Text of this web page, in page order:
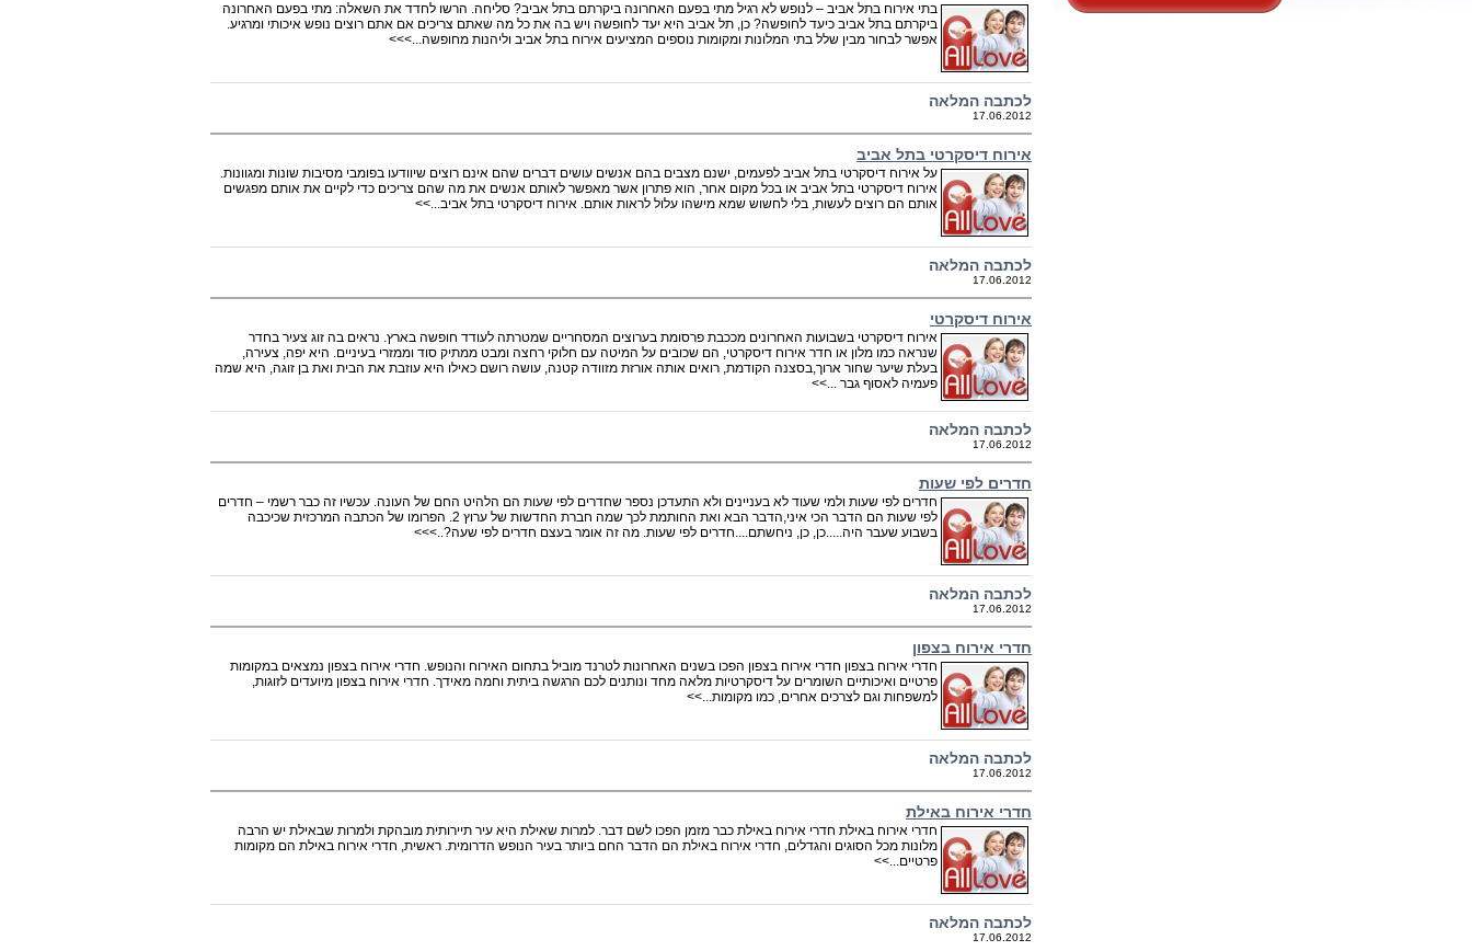
בתי אירוח בתל אביב – לנופש לא רגיל מתי בפעם האחרונה ביקרתם בתל אביב? סליחה. הרשו לחדד את השאלה: מתי בפעם האחרונה
ביקרתם בתל אביב כיעד לחופשה? כן, תל אביב היא יעד לחופשה ויש בה את כל מה שאתם צריכים אם אתם רוצים נופש איכותי ומרגיע.
אפשר לבחור מבין שלל בתי המלונות ומקומות נוספים המציעים אירוח בתל אביב וליהנות מחופשה...>>>
לכתבה המלאה
17.06.2012
אירוח דיסקרטי בתל אביב
על אירוח דיסקרטי בתל אביב לפעמים, ישנם מצבים בהם אנשים עושים דברים שהם אינם רוצים שיוודעו בפומבי מסיבות שונות ומגוונות.
אירוח דיסקרטי בתל אביב או בכל מקום אחר, הוא פתרון אשר מאפשר לאותם אנשים את מה שהם צריכים כדי לקיים את אותם מפגשים
אותם הם רוצים לעשות, בלי לחשוש שמא מישהו עלול לראות אותם. אירוח דיסקרטי בתל אביב...>>
לכתבה המלאה
17.06.2012
אירוח דיסקרטי
אירוח דיסקרטי בשבועות האחרונים מככבת פרסומת בערוצים המסחריים שמטרתה לעודד חופשה בארץ. נראים בה זוג צעיר בחדר
שנראה כמו מלון או חדר אירוח דיסקרטי, הם שכובים על המיטה עם חלוקי רחצה ומבט ממתיק סוד וממזרי בעיניים. היא יפה, צעירה,
בעלת שיער שחור ארוך,בסצנה הקודמת, רואים אותה אורזת מזוודה קטנה, עושה רושם כאילו היא עוזבת את הבית ואת בן זוגה, היא שמה
פעמיה לאסוף גבר ...>>
לכתבה המלאה
17.06.2012
חדרים לפי שעות
חדרים לפי שעות ולמי שעוד לא בעניינים ולא התעדכן נספר שחדרים לפי שעות הם הלהיט החם של העונה. עכשיו זה כבר רשמי – חדרים
לפי שעות הם הדבר הכי איני,הדבר הבא ואת החותמת לכך שמה חברת החדשות של ערוץ 2. הפרומו של הכתבה המרכזית שכיכבה
בשבוע שעבר היה.....כן, כן, ניחשתם....חדרים לפי שעות. מה זה אומר בעצם חדרים לפי שעה?..>>>
לכתבה המלאה
17.06.2012
חדרי אירוח בצפון
חדרי אירוח בצפון חדרי אירוח בצפון הפכו בשנים האחרונות לטרנד מוביל בתחום האירוח והנופש. חדרי אירוח בצפון נמצאים במקומות
פרטיים ואיכותיים השומרים על דיסקרטיות מלאה מחד ונותנים לכם הרגשה ביתית וחמה מאידך. חדרי אירוח בצפון מיועדים לזוגות,
למשפחות וגם לצרכים אחרים, כמו מקומות...>>
לכתבה המלאה
17.06.2012
חדרי אירוח באילת
חדרי אירוח באילת חדרי אירוח באילת כבר מזמן הפכו לשם דבר. למרות שאילת היא עיר תיירותית מובהקת ולמרות שבאילת יש הרבה
מלונות מכל הסוגים והגדלים, חדרי אירוח באילת הם הדבר החם ביותר בעיר הנופש הדרומית. ראשית, חדרי אירוח באילת הם מקומות
פרטיים...>>
לכתבה המלאה
17.06.2012